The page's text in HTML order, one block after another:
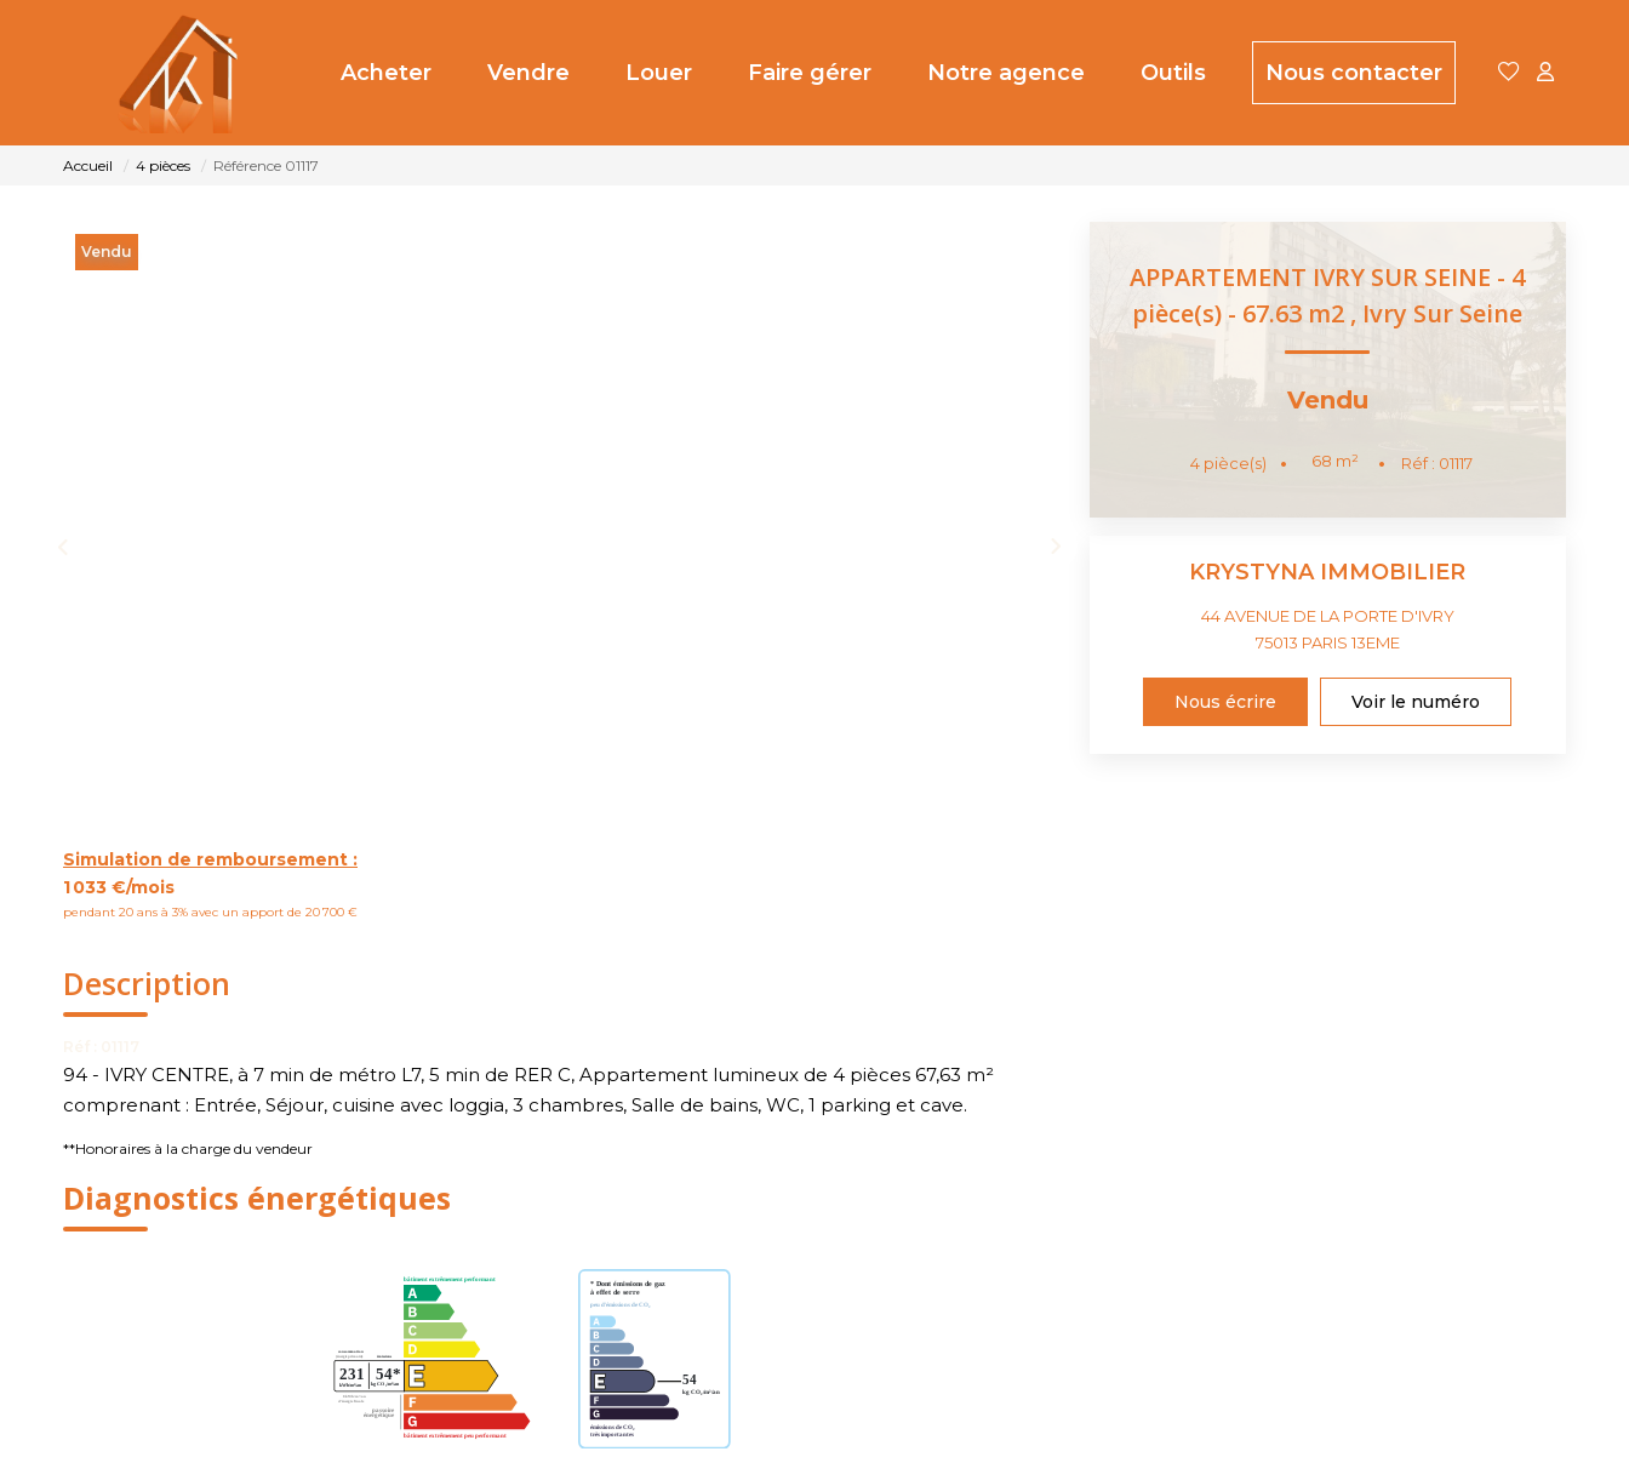
Acheter Vendre Louer Faire gérer Notre agence Outils Nous contacter
Accueil 4 pièces Référence 01117
Vendu
Simulation de remboursement :
1 033 €/mois
pendant 20 ans à 3% avec un apport de 20 700 €
Description
94 - IVRY CENTRE, à 7 min de métro L7, 5 min de RER C, Appartement lumineux de 4 pièces 67,63 m²
comprenant : Entrée, Séjour, cuisine avec loggia, 3 chambres, Salle de bains, WC, 1 parking et cave.
**Honoraires à la charge du vendeur
Diagnostics énergétiques
APPARTEMENT IVRY SUR SEINE - 4
pièce(s) - 67.63 m2 , Ivry Sur Seine
Vendu
4 pièce(s) 68 m² Réf : 01117
KRYSTYNA IMMOBILIER
44 AVENUE DE LA PORTE D'IVRY
75013 PARIS 13EME
Nous écrire Voir le numéro